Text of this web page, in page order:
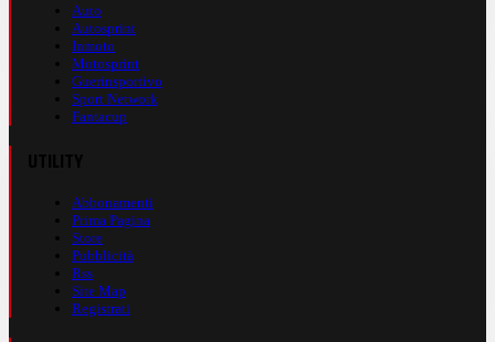
Auto
Autosprint
Inmoto
Motosprint
Guerinsportivo
Sport Network
Fantacup
Abbonamenti
Prima Pagina
Store
Pubblicità
Rss
Site Map
Registrati